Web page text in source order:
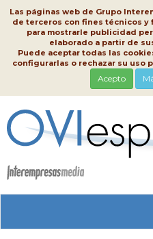
Las páginas web de Grupo
de terceros con fines técnicos y
para mostrarle publicidad
elaborado a partir de
Puede aceptar todas las
configurarlas o rechazar su uso
Acepto